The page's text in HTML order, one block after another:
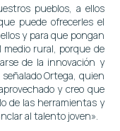
pueblos, a ellos
puede ofrecerles el
y para que pongan
medio rural, porque de
de la innovación y
Ortega, quien
y creo que
de las herramientas y
al talento joven».